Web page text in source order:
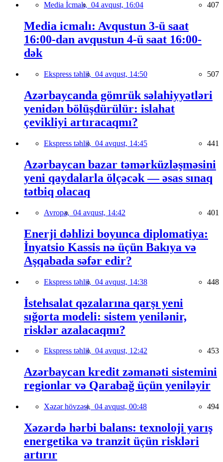
Media İcmalı, 04 avqust, 16:04 407
Media icmalı: Avqustun 3-ü saat
16:00-dan avqustun 4-ü saat 16:00-
dək
Ekspress təhlil, 04 avqust, 14:50 507
Azərbaycanda gömrük səlahiyyətləri
yenidən bölüşdürülür: islahat
çevikliyi artıracaqmı?
Ekspress təhlil, 04 avqust, 14:45 441
Azərbaycan bazar təmərküzləşməsini
yeni qaydalarla ölçəcək — əsas sınaq
tətbiq olacaq
Avropa, 04 avqust, 14:42 401
Enerji dəhlizi boyunca diplomatiya:
İnyatsio Kassis nə üçün Bakıya və
Aşqabada səfər edir?
Ekspress təhlil, 04 avqust, 14:38 448
İstehsalat qəzalarına qarşı yeni
sığorta modeli: sistem yenilənir,
risklər azalacaqmı?
Ekspress təhlil, 04 avqust, 12:42 453
Azərbaycan kredit zəmanəti sistemini
regionlar və Qarabağ üçün yeniləyir
Xəzər hövzəsi, 04 avqust, 00:48 494
Xəzərdə hərbi balans: texnoloji yarış
energetika və tranzit üçün riskləri
artırır